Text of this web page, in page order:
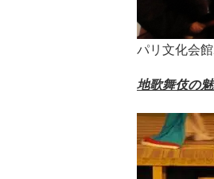
パリ文化会
地歌舞伎の